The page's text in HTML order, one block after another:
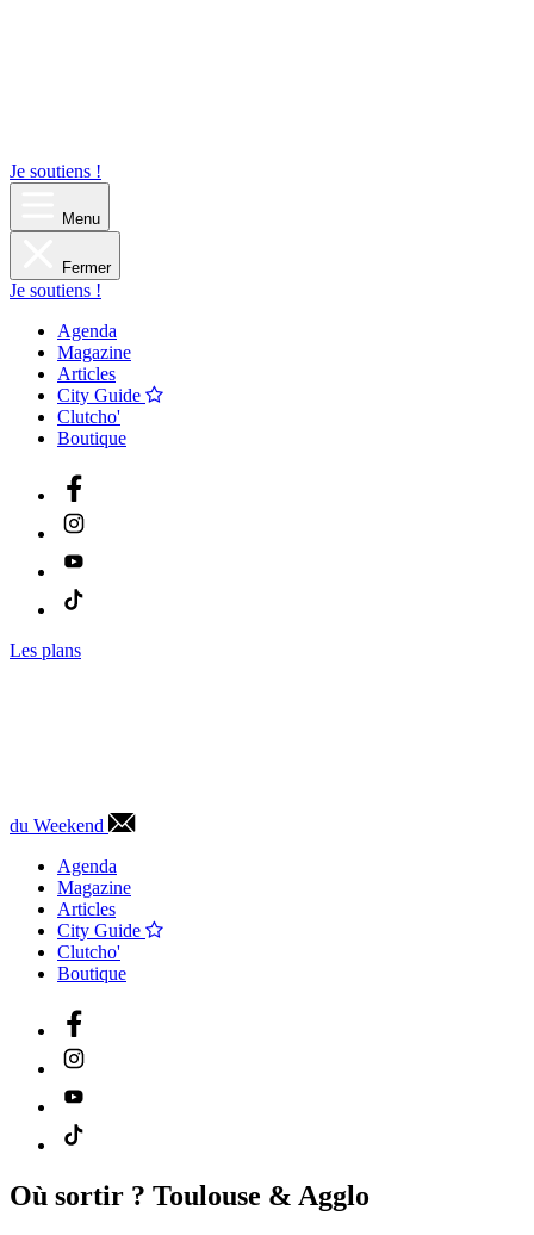
Je soutiens !
Menu
Fermer
Je soutiens !
Agenda
Magazine
Articles
City Guide
Clutcho'
Boutique
Les plans
du Weekend
Agenda
Magazine
Articles
City Guide
Clutcho'
Boutique
Où sortir ? Toulouse & Agglo